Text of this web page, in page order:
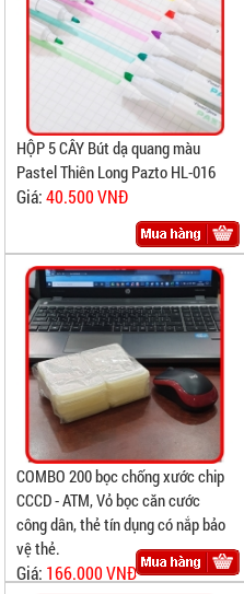
HỘP 5 CÂY Bút dạ quang màu
Pastel Thiên Long Pazto HL-016
Giá:40.500 VNĐ
COMBO 200 bọc chống xước chip
CCCD - ATM, Vỏ bọc căn cước
công dân, thẻ tín dụng có nắp bảo
vệ thẻ.
Giá: 166.000 VNĐ